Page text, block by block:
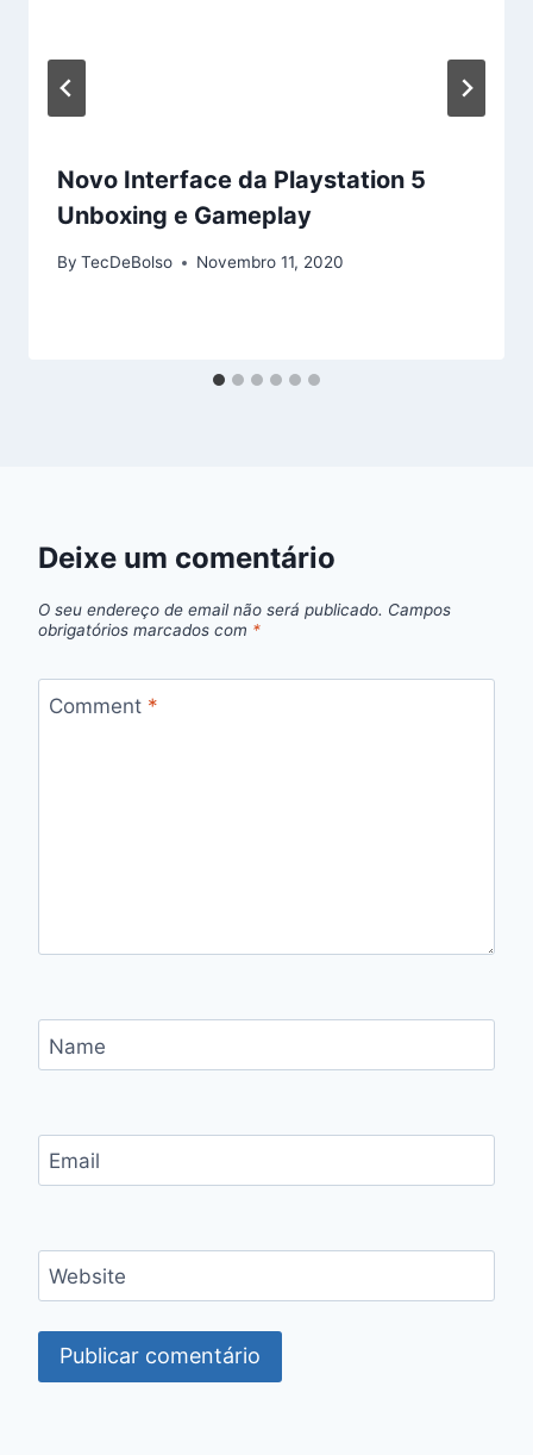
Novo Interface da Playstation 5
Unboxing e Gameplay
By TecDeBolso Novembro 11, 2020
Deixe um comentário
O seu endereço de email não será publicado. Campos
obrigatórios marcados com *
Comment *
Name
Email
Website